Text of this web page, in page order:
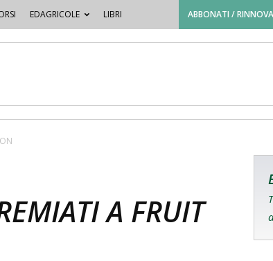
EDAGRICOLE LIBRI ABBONATI / RINNOVA
A FRUIT